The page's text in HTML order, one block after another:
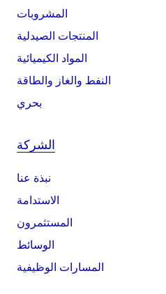
المشروبات
المنتجات الصيدلية
المواد الكيميائية
النفط والغاز والطاقة
بحري
الشركة
نبذة عنا
الاستدامة
المستثمرون
الوسائط
المسارات الوظيفية